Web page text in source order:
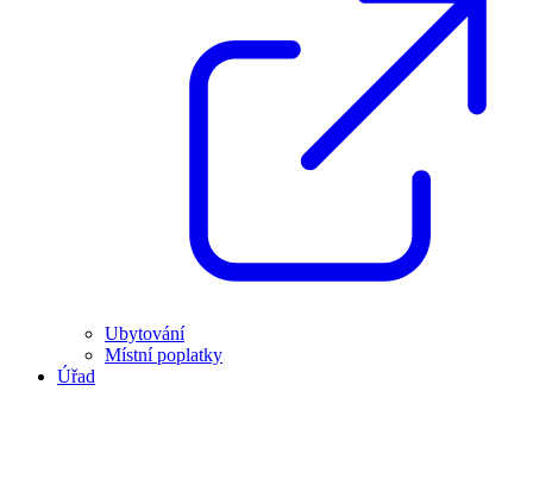
Ubytování
Místní poplatky
Úřad